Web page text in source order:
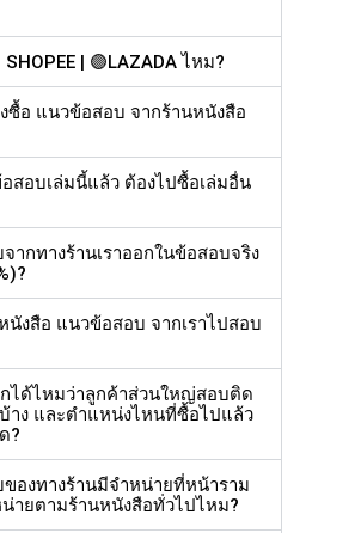
| 🟣LAZADA ไหม?
ซื้อ แนวข้อสอบ จากร้านหนังสือ
สอบเล่มนี้แล้ว ต้องไปซื้อเล่มอื่น
ากทางร้านเราออกในข้อสอบจริง
นังสือ แนวข้อสอบ จากเราไปสอบ
ได้ไหมว่าลูกค้าส่วนใหญ่สอบติด
าง และตำแหน่งไหนที่ซื้อไปแล้ว
?
องทางร้านมีจำหน่ายที่หน้าราม
ายตามร้านหนังสือทั่วไปไหม?